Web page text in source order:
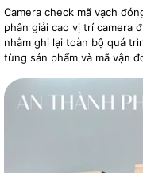
Camera check mã vạch
phân giải cao vị trí camera
nhằm ghi lại toàn bộ quá
từng sản phẩm và mã vận